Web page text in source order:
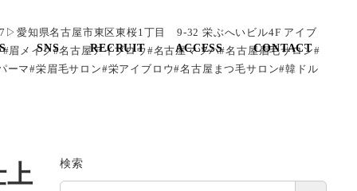
SNS RECRUIT ACCESS CONTACT
愛知県名古屋市東区東桜1丁目 9-32 栄ぶへいビル4F アイブ
眉メイク#名古屋アイブロウ#名古屋マツパ#名古屋眉毛サロン#
マ#栄眉毛サロン#栄アイブロウ#名古屋まつ毛サロン#韓ドル
上
検索